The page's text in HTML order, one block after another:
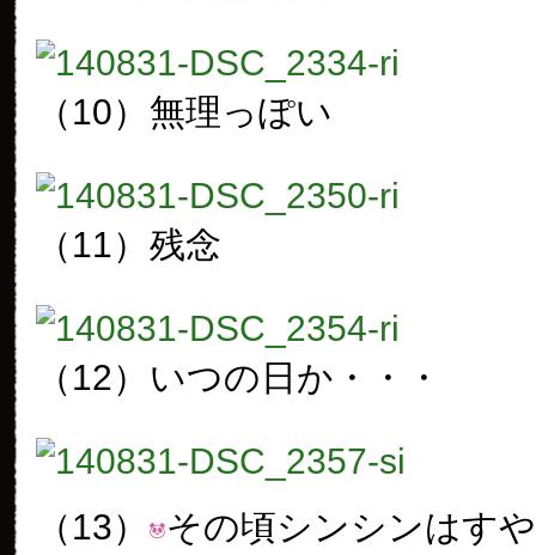
（10） 無理っぽい
（11） 残念
（12） いつの日か・・・
（13） その頃シンシンはす